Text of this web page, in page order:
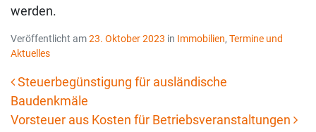
werden.
Veröffentlicht am23. Oktober 2023 in Immobilien, Termine und
Aktuelles
Beitrags-Navigation
Steuerbegünstigung für ausländische
Baudenkmäle
Vorsteuer aus Kosten für Betriebsveranstaltungen